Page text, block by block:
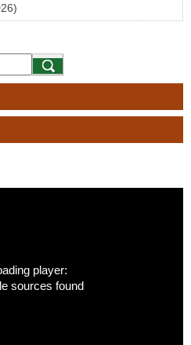
player:
sources found